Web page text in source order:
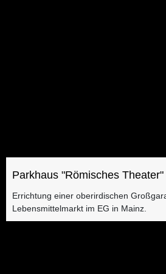
Parkhaus "Römisches Theater"
Errichtung einer oberirdischen
Lebensmittelmarkt im EG in Mainz​.